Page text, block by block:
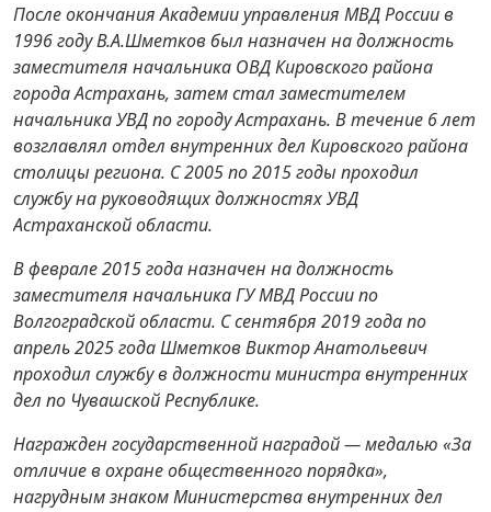
После окончания Академии управления МВД России в
1996 году В.А.Шметков был назначен на должность
заместителя начальника ОВД Кировского района
города Астрахань, затем стал заместителем
начальника УВД по городу Астрахань. В течение 6 лет
возглавлял отдел внутренних дел Кировского района
столицы региона. С 2005 по 2015 годы проходил
службу на руководящих должностях УВД
Астраханской области.
В феврале 2015 года назначен на должность
заместителя начальника ГУ МВД России по
Волгоградской области. С сентября 2019 года по
апрель 2025 года Шметков Виктор Анатольевич
проходил службу в должности министра внутренних
дел по Чувашской Республике.
Награжден государственной наградой — медалью «За
отличие в охране общественного порядка»,
нагрудным знаком Министерства внутренних дел